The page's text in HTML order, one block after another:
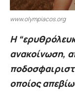
www.olympiacos.org
Η
ανακοίνωση,
οποίος